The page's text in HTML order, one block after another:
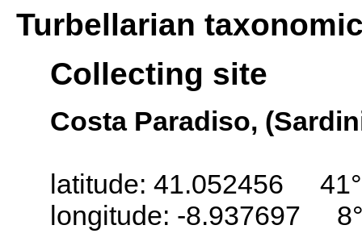
Turbellarian
Collecting site
Costa Paradiso,
latitude: 41.052456
longitude: -8.937697